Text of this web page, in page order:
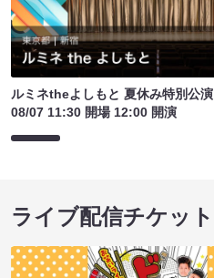
ルミネtheよしもと 夏休み特別公演
08/07 11:30 開場 12:00 開演
ライブ配信チケット